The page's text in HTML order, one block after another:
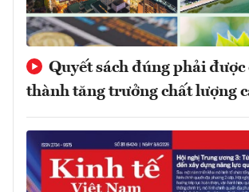
Quyết sách đúng phải được
thành tăng trưởng chất lượng